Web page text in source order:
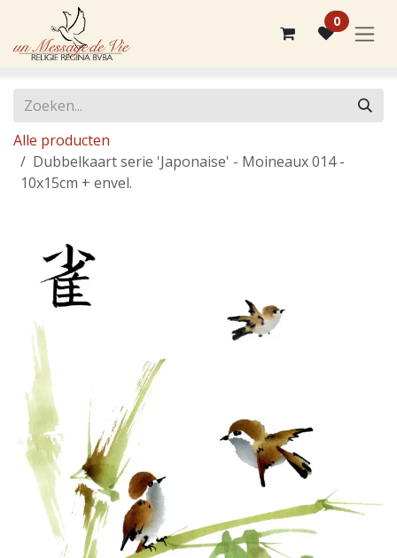
Overslaan naar inhoud
0
Alle producten
Dubbelkaart serie 'Japonaise' - Moineaux 014 -
10x15cm + envel.